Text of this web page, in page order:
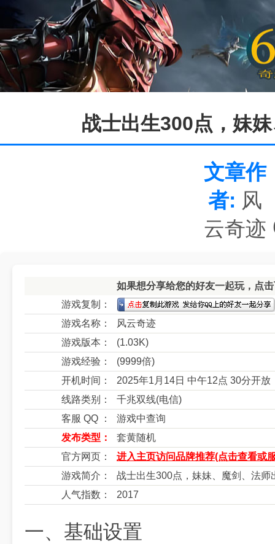
战士出生300点，妹
文章作
者: 风
云奇迹
如果想分享给您的好友一起玩，点
游戏复制：
游戏名称：
风云奇迹
游戏版本：
(1.03K)
游戏经验：
(9999倍)
开机时间：
2025年1月14日 中午12点 30分开放
线路类别：
千兆双线(电信)
客服 QQ ：
游戏中查询
发布类型：
套黄随机
官方网页：
进入主页访问品牌推荐(点击查看或
游戏简介：
战士出生300点，妹妹、魔剑、法师
人气指数：
2017
一、基础设置